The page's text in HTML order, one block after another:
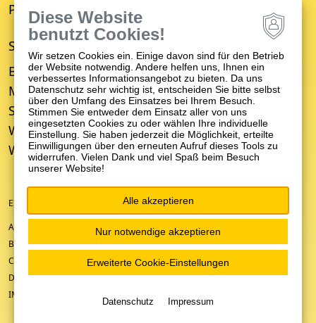
Psychiatrisches Wohnheim
STANDORTE
Bruchsal
Mosbach
Schwetzingen
Weinheim
Wiesloch
EIN UNTERNEHMEN DER ZFP-GRUPPE BADEN-WÜRTTEMBERG
ANFAHRT/KONTAKT
BARRIEREFREIHEIT
COOKIE-EINSTELLUNGEN
DATENSCHUTZ
IMPRESSUM
Diese Website
benutzt Cookies!
Wir setzen Cookies ein. Einige davon sind für den Betrieb
der Website notwendig. Andere helfen uns, Ihnen ein
verbessertes Informationsangebot zu bieten. Da uns
Datenschutz sehr wichtig ist, entscheiden Sie bitte selbst
über den Umfang des Einsatzes bei Ihrem Besuch.
Stimmen Sie entweder dem Einsatz aller von uns
eingesetzten Cookies zu oder wählen Ihre individuelle
Einstellung. Sie haben jederzeit die Möglichkeit, erteilte
Einwilligungen über den erneuten Aufruf dieses Tools zu
widerrufen. Vielen Dank und viel Spaß beim Besuch
unserer Website!
Alle akzeptieren
Nur notwendige akzeptieren
Erweiterte Cookie-Einstellungen
Datenschutz Impressum